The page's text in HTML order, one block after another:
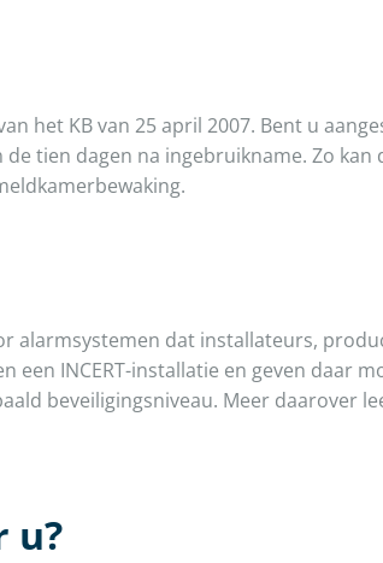
het KB van 25 april 2007. Bent u
tien dagen na ingebruikname. Zo kan
alarmsystemen dat installateurs,
INCERT-installatie en geven daar
beveiligingsniveau. Meer daarover
u?